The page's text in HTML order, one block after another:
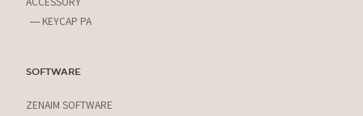
KEYCAP PA
SOFTWARE
ZENAIM SOFTWARE